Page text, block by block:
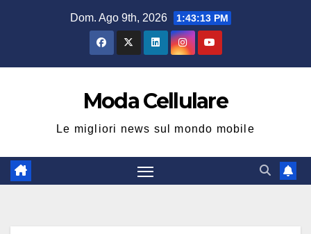
Dom. Ago 9th, 2026 1:43:13 PM
Moda Cellulare
Le migliori news sul mondo mobile